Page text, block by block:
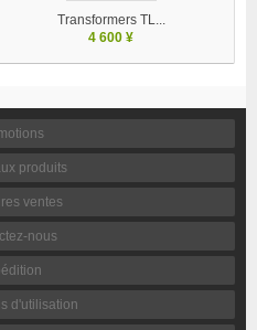
Transformers TL...
4 600 ¥
produits
ventes
nous
d'utilisation